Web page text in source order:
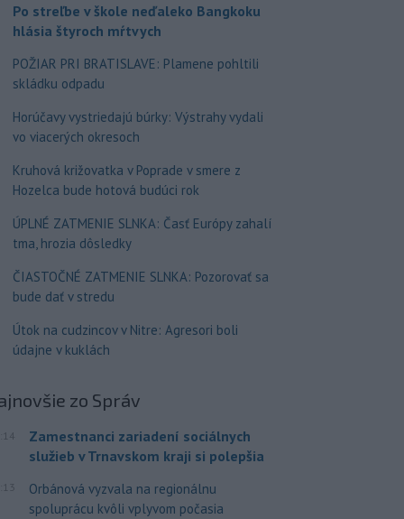
Po streľbe v škole neďaleko Bangkoku
hlásia štyroch mŕtvych
POŽIAR PRI BRATISLAVE: Plamene pohltili
skládku odpadu
Horúčavy vystriedajú búrky: Výstrahy vydali
vo viacerých okresoch
Kruhová križovatka v Poprade v smere z
Hozelca bude hotová budúci rok
ÚPLNÉ ZATMENIE SLNKA: Časť Európy zahalí
tma, hrozia dôsledky
ČIASTOČNÉ ZATMENIE SLNKA: Pozorovať sa
bude dať v stredu
Útok na cudzincov v Nitre: Agresori boli
údajne v kuklách
zo Správ
Zamestnanci zariadení sociálnych
služieb v Trnavskom kraji si polepšia
Orbánová vyzvala na regionálnu
spoluprácu kvôli vplyvom počasia